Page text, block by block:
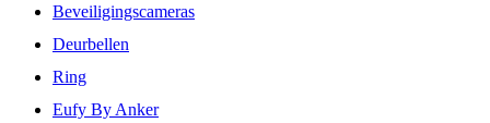
Beveiligingscameras
Deurbellen
Ring
Eufy By Anker